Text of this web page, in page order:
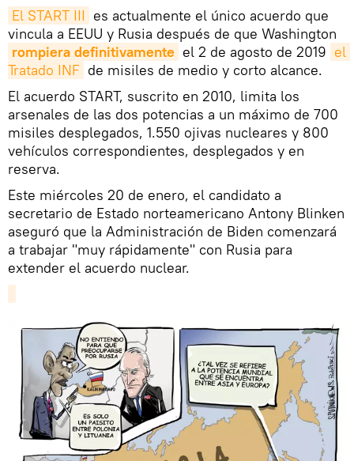
El START III es actualmente el único acuerdo que
vincula a EEUU y Rusia después de que Washington
rompiera definitivamente el 2 de agosto de 2019 el
Tratado INF de misiles de medio y corto alcance.
El acuerdo START, suscrito en 2010, limita los
arsenales de las dos potencias a un máximo de 700
misiles desplegados, 1.550 ojivas nucleares y 800
vehículos correspondientes, desplegados y en
reserva.
Este miércoles 20 de enero, el candidato a
secretario de Estado norteamericano Antony Blinken
aseguró que la Administración de Biden comenzará
a trabajar "muy rápidamente" con Rusia para
extender el acuerdo nuclear.